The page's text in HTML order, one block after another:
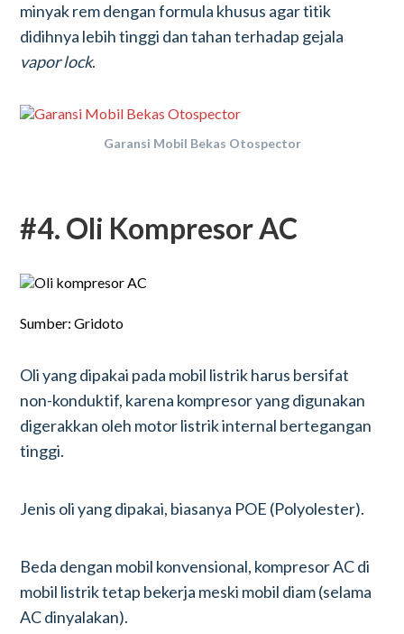
minyak rem dengan formula khusus agar titik
didihnya lebih tinggi dan tahan terhadap gejala
vapor lock.
Garansi Mobil Bekas Otospector
#4. Oli Kompresor AC
Sumber: Gridoto
Oli yang dipakai pada mobil listrik harus bersifat
non-konduktif, karena kompresor yang digunakan
digerakkan oleh motor listrik internal bertegangan
tinggi.
Jenis oli yang dipakai, biasanya POE (Polyolester).
Beda dengan mobil konvensional, kompresor AC di
mobil listrik tetap bekerja meski mobil diam (selama
AC dinyalakan).